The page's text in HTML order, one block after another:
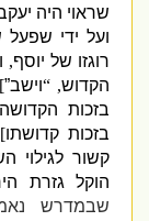
שראוי היה
ועל ידי שפעל
רוגזו של יוסף,
הקדוש, “וישב”].
בזכות הקדושה,
בזכות קדושתו],
קשור לגילוי
הוקל גזרת
שבמדרש נאמר